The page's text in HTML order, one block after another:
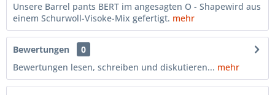
Unsere Barrel pants BERT im angesagten O - Shapewird aus
einem Schurwoll-Visoke-Mix gefertigt. mehr
Bewertungen
0
Bewertungen lesen, schreiben und diskutieren... mehr